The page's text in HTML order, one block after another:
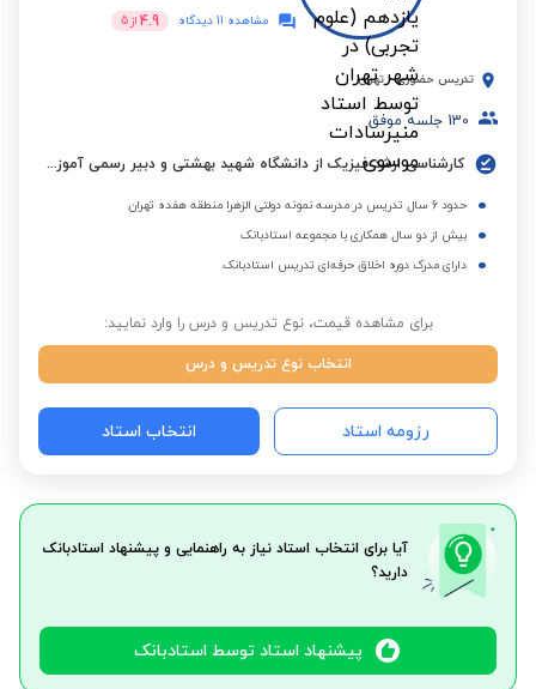
مشاهده 11 دیدگاه
4.9 از 5
تدریس حضوری - تهران
130 جلسه موفق
کارشناسی ارشد فیزیک از دانشگاه شهید بهشتی و دبیر رسمی آموزش و پرورش با 27 سال سابقه
حدود 6 سال تدریس در مدرسه نمونه دولتی الزهرا منطقه هفده تهران
بیش از دو سال همکاری با مجموعه استادبانک
دارای مدرک دوره اخلاق حرفه‌ای تدریس استادبانک
برای مشاهده قیمت، نوع تدریس و درس را وارد نمایید:
انتخاب نوع تدریس و درس
رزومه استاد انتخاب استاد
آیا برای انتخاب استاد نیاز به راهنمایی و پیشنهاد استادبانک
دارید؟
پیشنهاد استاد توسط استادبانک